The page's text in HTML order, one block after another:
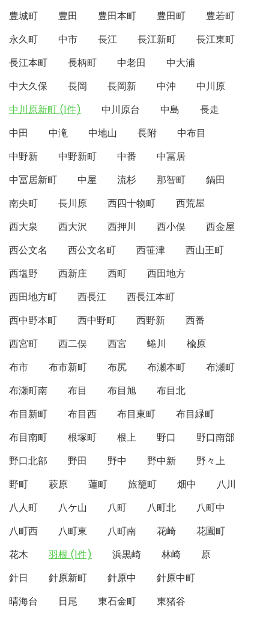
豊城町
豊田 豊田本町 豊田町
豊若町
永久町
中市 長江 長江新町
長江東町
長江本町
長柄町 中老田
中大浦
中大久保
長岡 長岡新 中沖
中川原
中川原新町 (1件)
中川原台 中島
長走
中田
中滝 中地山 長附
中布目
中野新
中野新町 中番
中冨居
中冨居新町
中屋 流杉 那智町
鍋田
南央町
長川原 西四十物町
西荒屋
西大泉
西大沢 西押川 西小俣
西金屋
西公文名
西公文名町 西笹津
西山王町
西塩野
西新庄 西町
西田地方
西田地方町
西長江
西長江本町
西中野本町
西中野町 西野新
西番
西宮町
西二俣 西宮 蜷川
楡原
布市
布市新町 布尻 布瀬本町
布瀬町
布瀬町南
布目 布目旭
布目北
布目新町
布目西 布目東町
布目緑町
布目南町
根塚町 根上 野口
野口南部
野口北部
野田 野中 野中新
野々上
野町
萩原 蓮町 旅籠町 畑中
八川
八人町
八ケ山 八町 八町北
八町中
八町西
八町東 八町南 花崎
花園町
花木
羽根 (1件) 浜黒崎 林崎
原
針日
針原新町 針原中
針原中町
晴海台
日尾 東石金町
東猪谷